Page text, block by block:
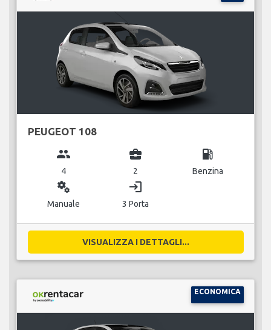
PEUGEOT 108
group
4
business_center
2
local_gas_station
Benzina
miscellaneous_services
Manuale
login
3 Porta
VISUALIZZA I DETTAGLI...
ECONOMICA